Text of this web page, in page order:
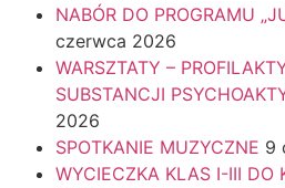
NABÓR DO PROGRAMU
czerwca 2026
WARSZTATY –
SUBSTANCJI
2026
SPOTKANIE MUZYCZNE 9
WYCIECZKA KLAS I-III DO